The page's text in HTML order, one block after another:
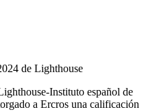
Instituto español de
a Ercros una calificación